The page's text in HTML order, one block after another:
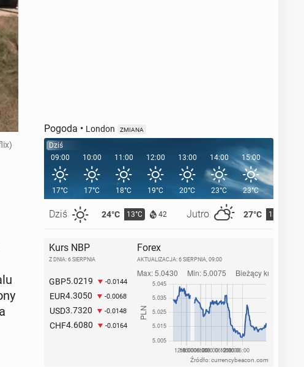
Pogoda • London ZMIANA
Dziś
09:00
17°C
Dziś 24°C 13°C 42 Jutro 27°C 13°C
10:00
17°C
11:00
18°C
12:00
19°C
13:00
20°C
14:00
23°C
15:00
23°C
16:00
Kurs NBP
Z DNIA: 6 SIERPNIA
GBP5.0219 -0.0144
EUR4.3050 -0.0068
USD3.7320 -0.0148
CHF4.6080 -0.0164
Forex
AKTUALIZACJA: 6 SIERPNIA, 09:00
Źródło: currencybeacon.com